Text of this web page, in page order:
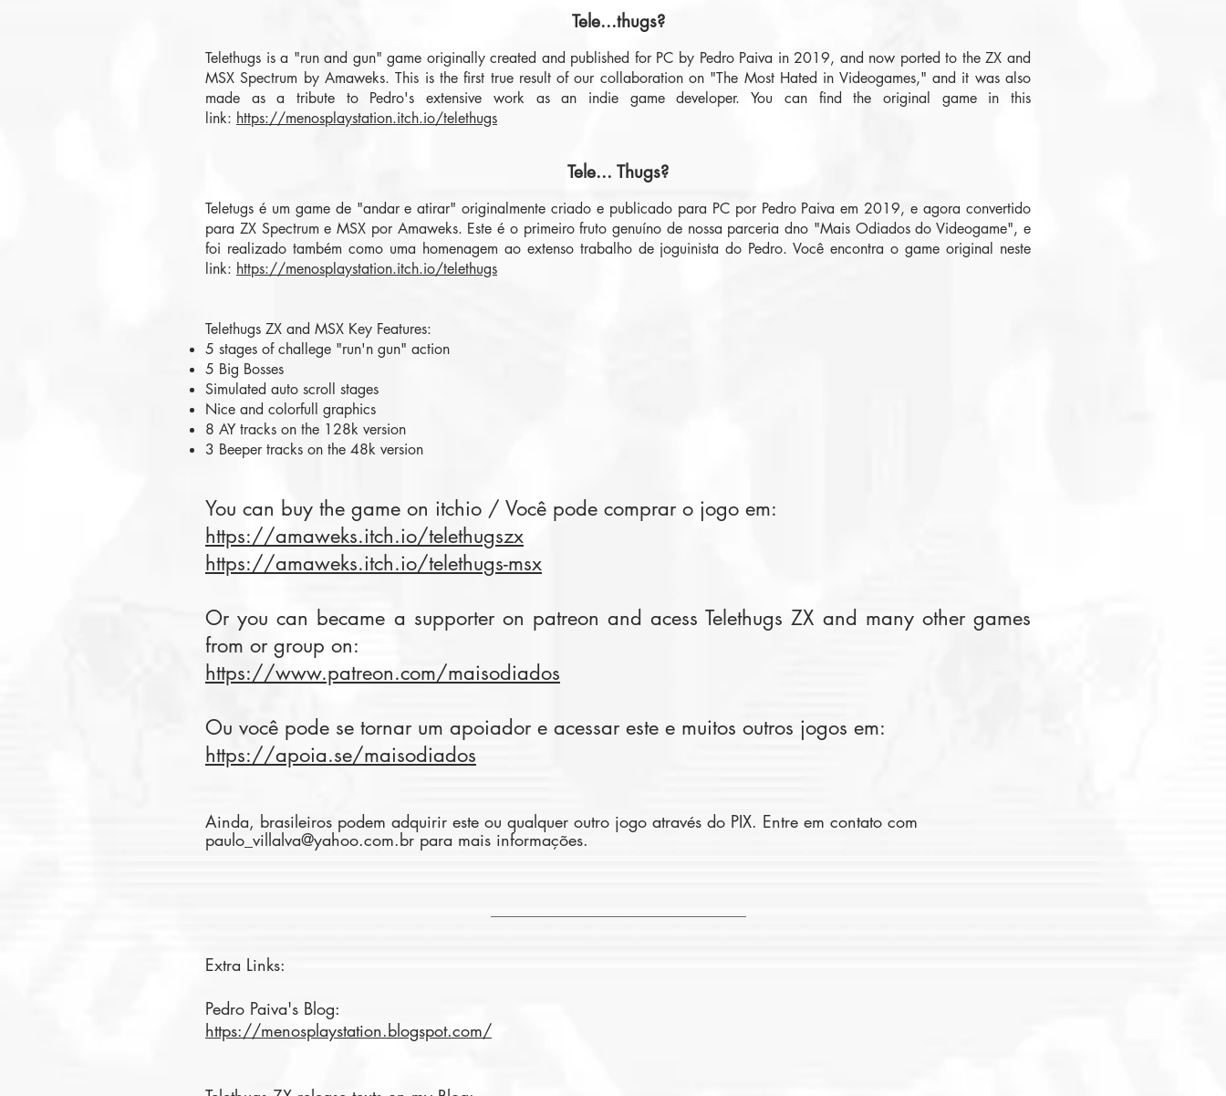
Tele...thugs?
Telethugs is a "run and gun" game originally created and published for PC by Pedro Paiva in 2019, and now ported to the ZX and
MSX Spectrum by Amaweks. This is the first true result of our collaboration on "The Most Hated in Videogames," and it was also
made as a tribute to Pedro's extensive work as an indie game developer. You can find the original game in this
link: https://menosplaystation.itch.io/telethugs
Tele... Thugs?
Teletugs é um game de "andar e atirar" originalmente criado e publicado para PC por Pedro Paiva em 2019, e agora convertido
para ZX Spectrum e MSX por Amaweks. Este é o primeiro fruto genuíno de nossa parceria dno "Mais Odiados do Videogame", e
foi realizado também como uma homenagem ao extenso trabalho de joguinista do Pedro. Você encontra o game original neste
link: https://menosplaystation.itch.io/telethugs
Telethugs ZX and MSX Key Features:
5 stages of challege "run'n gun" action
5 Big Bosses
Simulated auto scroll stages
Nice and colorfull graphics
8 AY tracks on the 128k version
3 Beeper tracks on the 48k version
​You can buy the game on itchio / Você pode comprar o jogo em:
https://amaweks.itch.io/telethugszx
https://amaweks.itch.io/telethugs-msx
Or you can became a supporter on patreon and acess Telethugs ZX and many other games
from or group on:
https://www.patreon.com/maisodiados
Ou você pode se tornar um apoiador e acessar este e muitos outros jogos em:
https://apoia.se/maisodiados​
Ainda, brasileiros podem adquirir este ou qualquer outro jogo através do PIX. Entre em contato com
paulo_villalva@yahoo.com.brpara mais informações.​
Extra Links:
Pedro Paiva's Blog:
https://menosplaystation.blogspot.com/